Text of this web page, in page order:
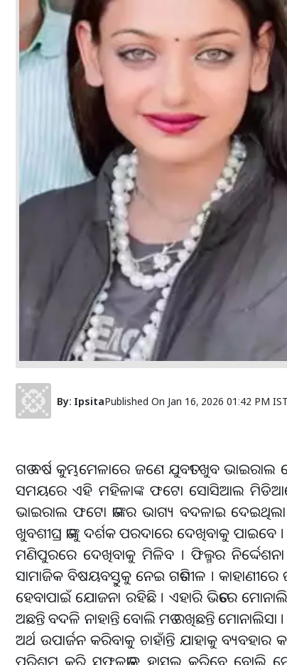
By: IpsitaPublished On Jan 16, 2026 01:42 PM IST
ଗତ ବର୍ଷ କୁମ୍ଭମେଳାରେ ଜଣେ ଯୁବତୀ ଖୁବ ଭାଇରାଲ
ସମୟରେ ଏହି ମହିଳାଙ୍କ ଫଟୋ ସୋସିଆଲ
ଭାଇରାଲ ଫଟୋ ତାଙ୍କର ଭାଗ୍ୟ ବଦଳାଇ ଦେଇଥିଲା
ଖୁବଶୀଘ୍ର ତାଙ୍କୁ ଦର୍ଶକ ପରଦାରେ ଦେଖିବାକୁ
ମଣିପୁରରେ ଦେଖିବାକୁ ମିଳିବ । ଫିଲ୍ମର
ସାମାଜିକ ବିଷୟବସ୍ତୁକୁ ନେଇ ଗତିଶୀଳ । କାହାଣୀରେ
ହେବାପାଇଁ ଯୋଜନା ରହିଛି । ଏହାରି ଭିତରେ
ଅଛନ୍ତି ବଦଳି ନାହାନ୍ତି ବୋଲି ମତ ରଖିଛନ୍ତି ମୋନାଲିସା
ଅର୍ଥ ଉପାର୍ଜନ କରିବାକୁ ଚାହାଁନ୍ତି ଯାହାକୁ
ପରିଶ୍ରମ କରି ସଫଳତାକୁ ହାସଲ କରିବେ ବୋଲି